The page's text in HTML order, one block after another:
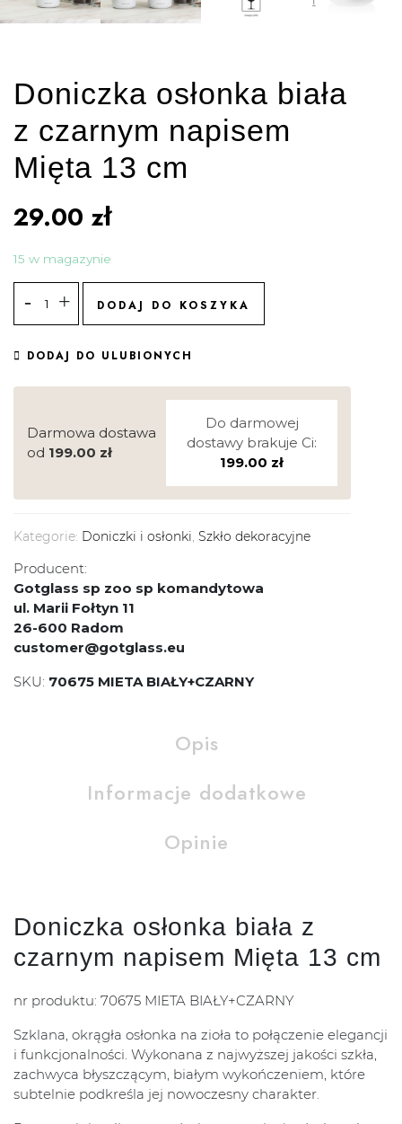
Doniczka osłonka biała
z czarnym napisem
Mięta 13 cm
29.00 zł
15 w magazynie
DODAJ DO KOSZYKA
DODAJ DO ULUBIONYCH
Darmowa dostawa
od 199.00 zł
Do darmowej
dostawy brakuje Ci:
199.00 zł
Kategorie: Doniczki i osłonki, Szkło dekoracyjne
Producent:
Gotglass sp zoo sp komandytowa
ul. Marii Fołtyn 11
26-600 Radom
customer@gotglass.eu
SKU: 70675 MIETA BIAŁY+CZARNY
Opis
Informacje dodatkowe
Opinie
Doniczka osłonka biała z
czarnym napisem Mięta 13 cm
nr produktu: 70675 MIETA BIAŁY+CZARNY
Szklana, okrągła osłonka na zioła to połączenie elegancji
i funkcjonalności. Wykonana z najwyższej jakości szkła,
zachwyca błyszczącym, białym wykończeniem, które
subtelnie podkreśla jej nowoczesny charakter.